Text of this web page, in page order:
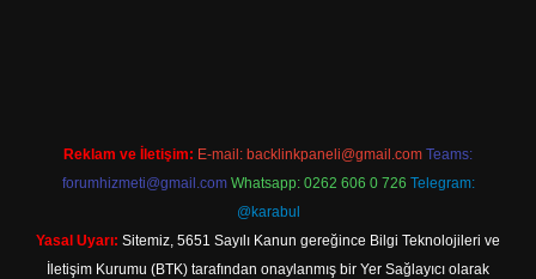
Reklam ve İletişim: E-mail: backlinkpaneli@gmail.com Teams:
forumhizmeti@gmail.com Whatsapp: 0262 606 0 726 Telegram:
@karabul
Yasal Uyarı: Sitemiz, 5651 Sayılı Kanun gereğince Bilgi Teknolojileri ve
İletişim Kurumu (BTK) tarafından onaylanmış bir Yer Sağlayıcı olarak